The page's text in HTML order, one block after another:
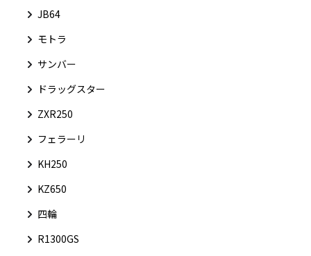
JB64
モトラ
サンバー
ドラッグスター
ZXR250
フェラーリ
KH250
KZ650
四輪
R1300GS